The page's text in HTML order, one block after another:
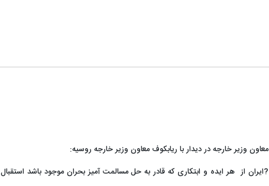
معاون وزیر خارجه در دیدار با ریابکوف معاون وزیر خارجه روسیه:
?ایران از هر ایده و ابتکاری که قادر به حل مسالمت آمیز بحران موجود باشد استقبال